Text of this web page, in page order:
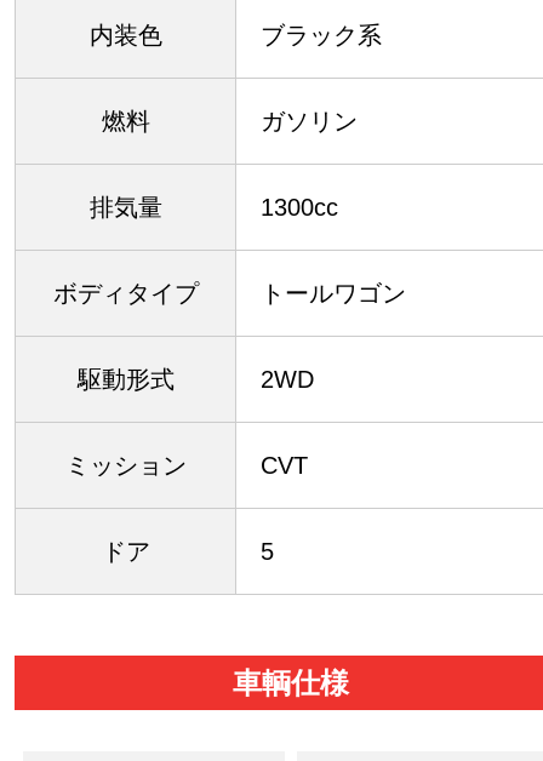
内装色 ブラック系
燃料 ガソリン
排気量 1300cc
ボディタイプ トールワゴン
駆動形式 2WD
ミッション CVT
ドア 5
車輌仕様